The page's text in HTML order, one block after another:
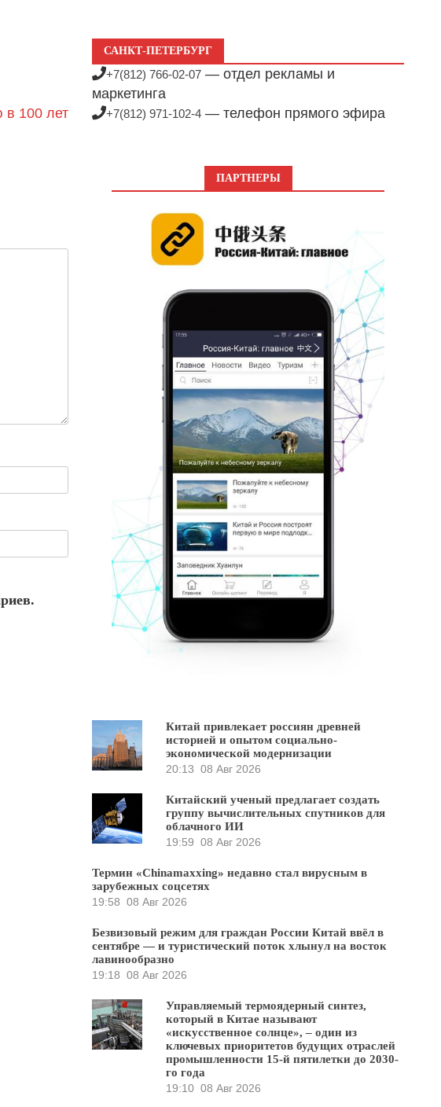
в 100 лет
САНКТ-ПЕТЕРБУРГ
+7(812) 766-02-07 — отдел рекламы и
маркетинга
+7(812) 971-102-4 — телефон прямого эфира
ПАРТНЕРЫ
Китай привлекает россиян древней
историей и опытом социально-
экономической модернизации
20:13 08 Авг 2026
Китайский ученый предлагает создать
группу вычислительных спутников для
облачного ИИ
19:59 08 Авг 2026
Термин «Chinamaxxing» недавно стал вирусным в
зарубежных соцсетях
19:58 08 Авг 2026
Безвизовый режим для граждан России Китай ввёл в
сентябре — и туристический поток хлынул на восток
лавинообразно
19:18 08 Авг 2026
Управляемый термоядерный синтез,
который в Китае называют
«искусственное солнце», – один из
ключевых приоритетов будущих отраслей
промышленности 15-й пятилетки до 2030-
го года
19:10 08 Авг 2026